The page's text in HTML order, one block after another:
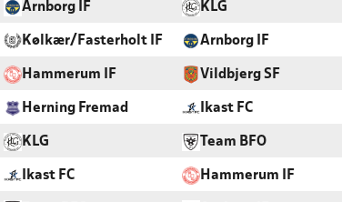
Arnborg IF KLG
Kølkær/Fasterholt IF Arnborg IF
Hammerum IF Vildbjerg SF
Herning Fremad Ikast FC
KLG Team BFO
Ikast FC Hammerum IF